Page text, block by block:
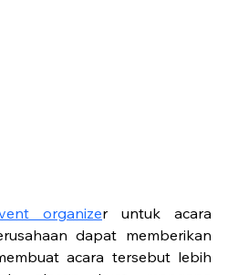
organizer untuk acara
dapat memberikan
acara tersebut lebih